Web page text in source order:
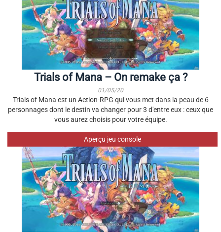
Trials of Mana – On remake ça ?
01/05/20
Trials of Mana est un Action-RPG qui vous met dans la peau de 6
personnages dont le destin va changer pour 3 d'entre eux : ceux que
vous aurez choisis pour votre équipe.
Aperçu jeu console